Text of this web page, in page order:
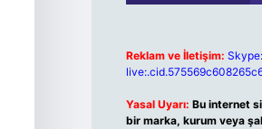
Reklam ve İletişim: Skype:
Yasal Uyarı: Bu internet
bir marka, kurum veya